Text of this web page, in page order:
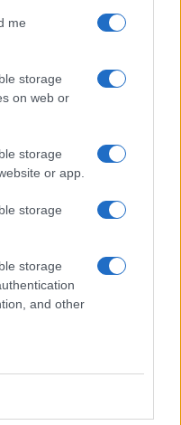
me
storage
on web or
storage
or app.
storage
storage
and other
serve proprio a
fantasmi
di
un tempo
si rifugia in un
al “pericolo per la
governa,
l’eco.
è ridurre un
più esclusiva della
una opposizione in